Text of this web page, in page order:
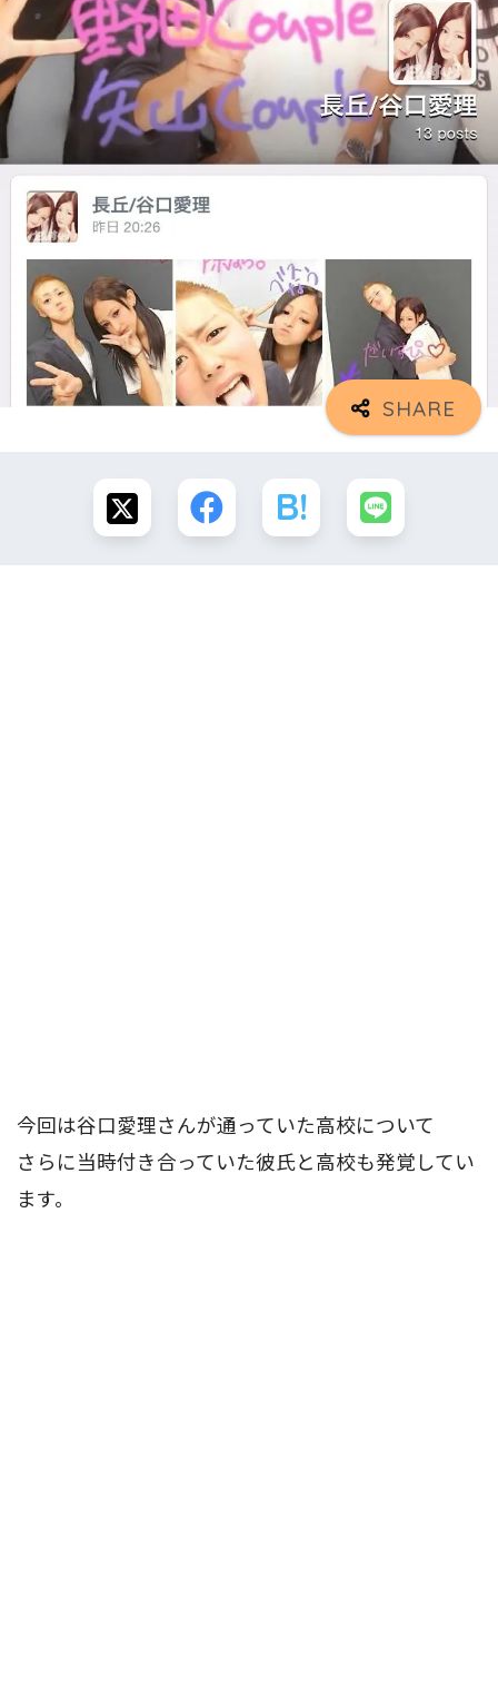
今回は谷口愛理さんが通っていた高校について
さらに当時付き合っていた彼氏と高校も発覚してい
ます。